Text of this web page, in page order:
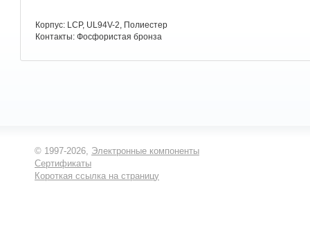
Корпус: LCP, UL94V-2, Полиестер
Контакты: Фосфористая бронза
© 1997-2026, Электронные компоненты
Сертификаты
Короткая ссылка на страницу